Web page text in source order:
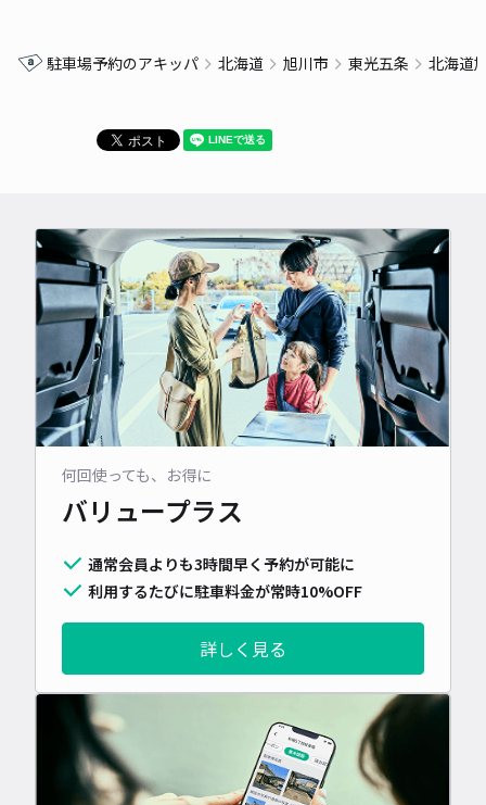
駐車場予約のアキッパ 北海道 旭川市 東光五条 北海道
何回使っても、お得に
バリュープラス
通常会員よりも3時間早く予約が可能に
利用するたびに駐車料金が常時10%OFF
詳しく見る